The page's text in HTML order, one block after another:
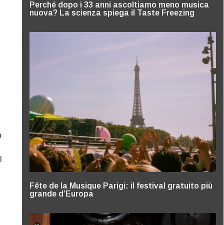
Perché dopo i 33 anni ascoltiamo meno musica
nuova? La scienza spiega il Taste Freezing
Fête de la Musique Parigi: il festival gratuito più
grande d’Europa